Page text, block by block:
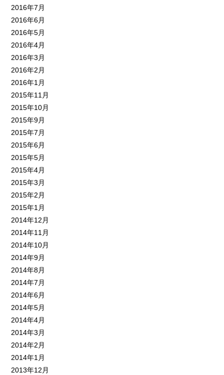
2016年7月
2016年6月
2016年5月
2016年4月
2016年3月
2016年2月
2016年1月
2015年11月
2015年10月
2015年9月
2015年7月
2015年6月
2015年5月
2015年4月
2015年3月
2015年2月
2015年1月
2014年12月
2014年11月
2014年10月
2014年9月
2014年8月
2014年7月
2014年6月
2014年5月
2014年4月
2014年3月
2014年2月
2014年1月
2013年12月